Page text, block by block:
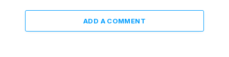
ADD A COMMENT